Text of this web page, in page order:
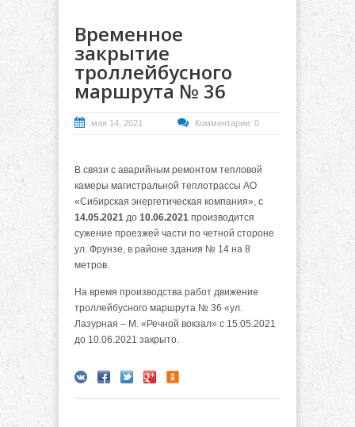
Временное
закрытие
троллейбусного
маршрута № 36
мая 14, 2021 Комментарии: 0
В связи с аварийным ремонтом тепловой
камеры магистральной теплотрассы АО
«Сибирская энергетическая компания», с
14.05.2021 до 10.06.2021 производится
сужение проезжей части по четной стороне
ул. Фрунзе, в районе здания № 14 на 8
метров.
На время производства работ движение
троллейбусного маршрута № 36 «ул.
Лазурная – М. «Речной вокзал» с 15.05.2021
до 10.06.2021 закрыто.